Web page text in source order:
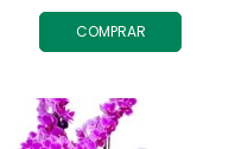
COMPRAR